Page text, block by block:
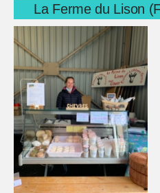
La Ferme du Lison